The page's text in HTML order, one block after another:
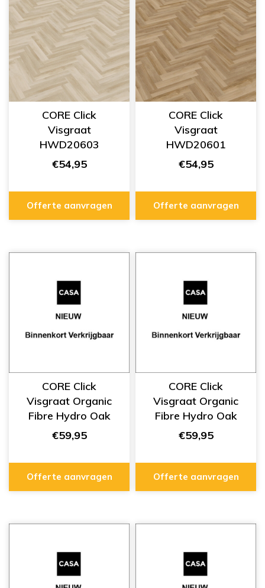
CORE Click
Visgraat
HWD20603
€54,95
Offerte aanvragen
CORE Click
Visgraat
HWD20601
€54,95
Offerte aanvragen
CORE Click
Visgraat Organic
Fibre Hydro Oak
Nature A/B FHH-
€59,95
Offerte aanvragen
CORE Click
Visgraat Organic
Fibre Hydro Oak
Original A/B FHH-
€59,95
Offerte aanvragen